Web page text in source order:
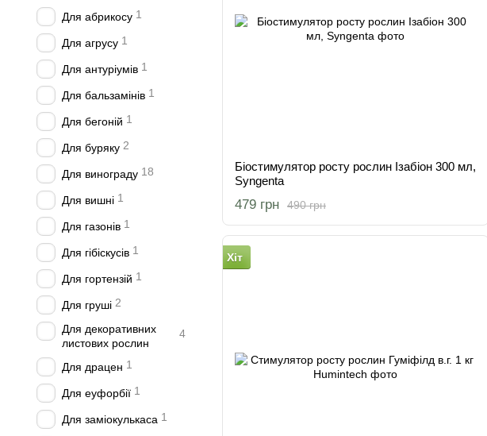
Біостимулятор росту рослин Ізабіон 300 мл,
Syngenta
490 грн
479 грн
Хіт
Для абрикосу 1
Для агрусу 1
Для антуріумів 1
Для бальзамінів 1
Для бегоній 1
Для буряку 2
Для винограду 18
Для вишні 1
Для газонів 1
Для гібіскусів 1
Для гортензій 1
Для груші 2
Для декоративних
листових рослин
4
Для драцен 1
Для еуфорбії 1
Для заміокулькаса 1